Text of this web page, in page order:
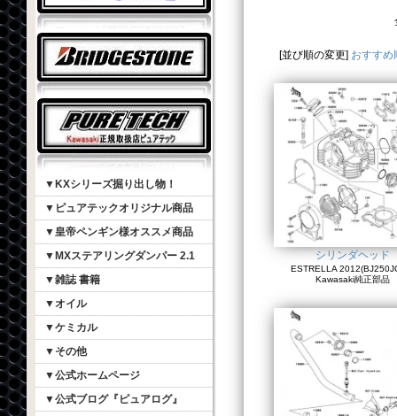
▼KXシリーズ掘り出し物！
▼ピュアテックオリジナル商品
▼皇帝ペンギン様オススメ商品
▼MXステアリングダンパー 2.1
▼雑誌 書籍
▼オイル
▼ケミカル
▼その他
▼公式ホームページ
▼公式ブログ『ピュアログ』
[並び順の変更] おすすめ
シリンダヘッド
ESTRELLA
Kawasaki純正部品